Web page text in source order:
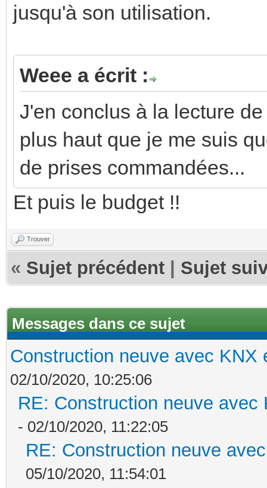
jusqu'à son utilisation.
Weee a écrit :
J'en conclus à la lecture
plus haut que je me suis
de prises commandées...
Et puis le budget !!
Trouver
« Sujet précédent Sujet
Messages dans ce sujet
Construction neuve avec KNX
02/10/2020, 10:25:06
RE: Construction neuve avec
- 02/10/2020, 11:22:05
RE: Construction neuve
05/10/2020, 11:54:01